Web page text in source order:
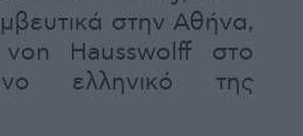
στην Αθήνα,
Hausswolff στο
ελληνικό της